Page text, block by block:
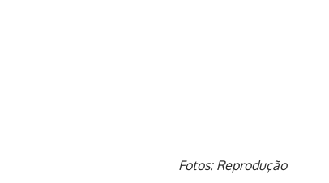
Fotos: Reprodução